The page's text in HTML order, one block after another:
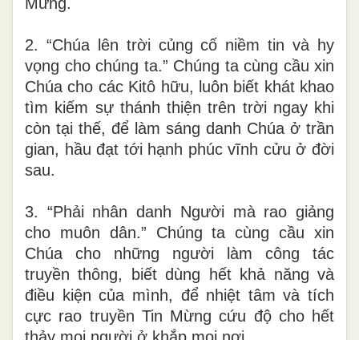
2. “Chúa lên trời củng cố niềm tin và hy
vọng cho chúng ta.” Chúng ta cùng cầu xin
Chúa cho các Kitô hữu, luôn biết khát khao
tìm kiếm sự thánh thiện trên trời ngay khi
còn tại thế, để làm sáng danh Chúa ở trần
gian, hầu đạt tới hạnh phúc vĩnh cửu ở đời
sau.
3. “Phải nhân danh Người mà rao giảng
cho muôn dân.” Chúng ta cùng cầu xin
Chúa cho những người làm công tác
truyền thông, biết dùng hết khả năng và
điều kiện của mình, để nhiệt tâm và tích
cực rao truyền Tin Mừng cứu độ cho hết
thảy mọi người ở khắp mọi nơi.